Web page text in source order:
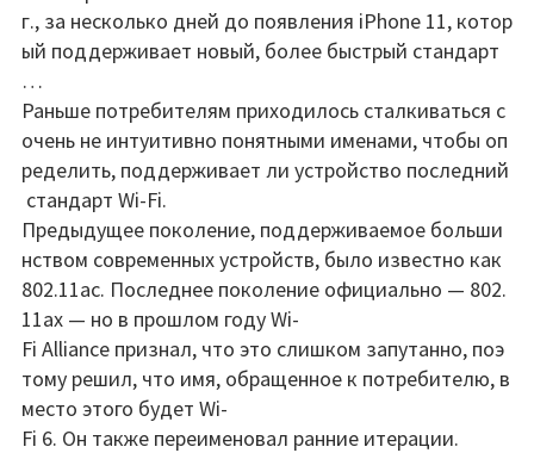
6
Certified
запуск
—
быстрее
безопаснее.
г., за несколько дней до появления iPhone 11, котор
ый поддерживает новый, более быстрый стандарт
…
Раньше потребителям приходилось сталкиваться с
очень не интуитивно понятными именами, чтобы оп
ределить, поддерживает ли устройство последний
стандарт Wi-Fi.
Предыдущее поколение, поддерживаемое больши
нством современных устройств, было известно как
802.11ac. Последнее поколение официально — 802.
11ax — но в прошлом году Wi-
Fi Alliance признал, что это слишком запутанно, поэ
тому решил, что имя, обращенное к потребителю, в
место этого будет Wi-
Fi 6. Он также переименовал ранние итерации.